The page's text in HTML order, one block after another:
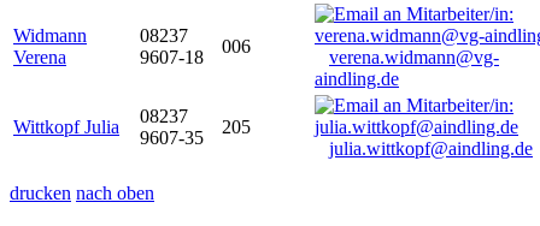
Widmann
Verena
08237
9607-18
006
verena.widmann@vg-
aindling.de
Wittkopf Julia
08237
9607-35
205
julia.wittkopf@aindling.de
drucken nach oben